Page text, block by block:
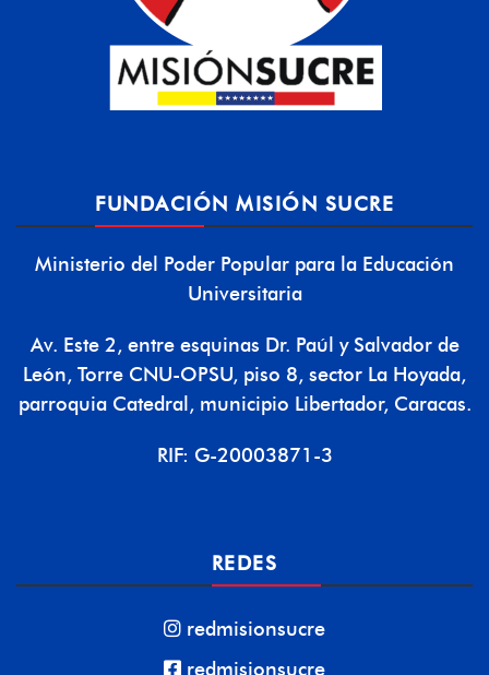
FUNDACIÓN MISIÓN SUCRE
Ministerio del Poder Popular para la Educación
Universitaria
Av. Este 2, entre esquinas Dr. Paúl y Salvador de
León, Torre CNU-OPSU, piso 8, sector La Hoyada,
parroquia Catedral, municipio Libertador, Caracas.
RIF: G-20003871-3
REDES
redmisionsucre
redmisionsucre